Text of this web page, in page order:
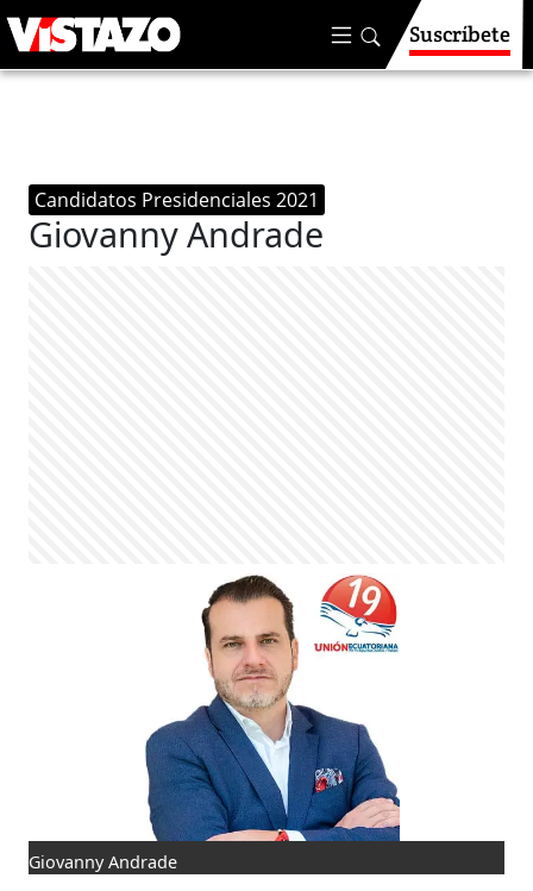
Suscríbete
Candidatos Presidenciales 2021
Giovanny Andrade
Giovanny Andrade